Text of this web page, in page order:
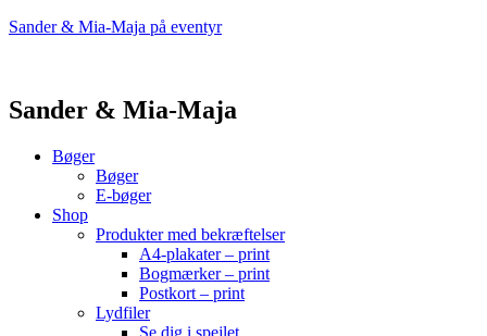
Sander & Mia-Maja på eventyr
Sander & Mia-Maja
Bøger
Bøger
E-bøger
Shop
Produkter med bekræftelser
A4-plakater – print
Bogmærker – print
Postkort – print
Lydfiler
Se dig i spejlet